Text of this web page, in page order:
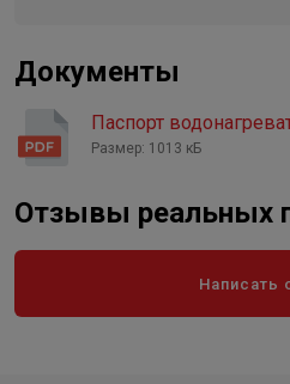
Защита от перегрева
Анод/материал анода
Форма
"Сухой" ТЭН
Документы
Паспорт
Размер: 1013 кБ
Отзывы реальных
Написать